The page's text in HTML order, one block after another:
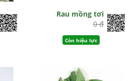
Rau mồng tơi
0 đ
Còn hiệu lực